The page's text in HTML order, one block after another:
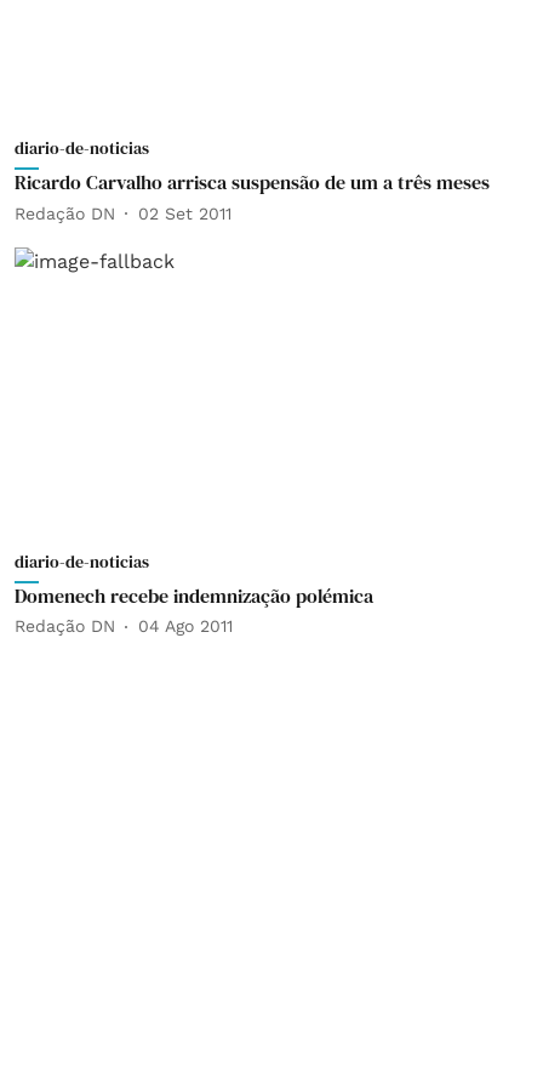
diario-de-noticias
Ricardo Carvalho arrisca suspensão de um a três meses
Redação DN 02 Set 2011
diario-de-noticias
Domenech recebe indemnização polémica
Redação DN 04 Ago 2011